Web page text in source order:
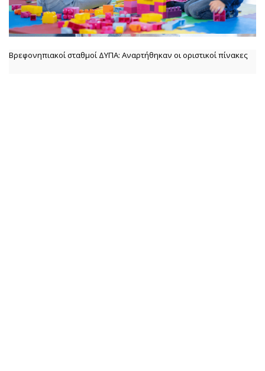
Βρεφονηπιακοί σταθμοί ΔΥΠΑ: Αναρτήθηκαν οι οριστικοί πίνακες